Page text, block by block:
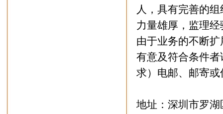
人，具有完善的
力量雄厚，监理
由于业务的不断
有意及符合条件
求）电邮、邮寄
地址：深圳市罗